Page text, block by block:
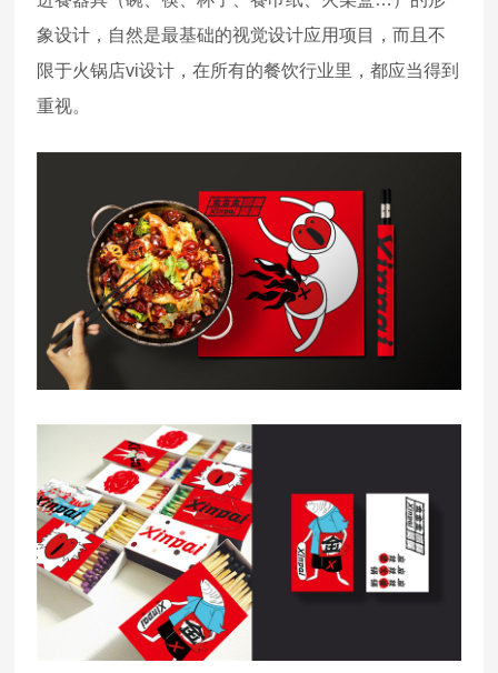
象设计，自然是最基础的视觉设计应用项目，而且不
限于火锅店vi设计，在所有的餐饮行业里，都应当得到
重视。